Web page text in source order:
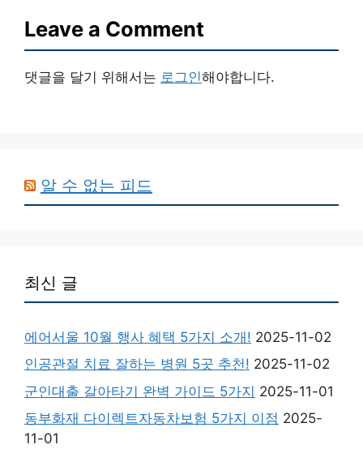
Leave a Comment
댓글을 달기 위해서는 로그인해야합니다.
알 수 없는 피드
최신 글
에어서울 10월 행사 혜택 5가지 소개! 2025-11-02
인공관절 치료 잘하는 병원 5곳 추천! 2025-11-02
군인대출 갈아타기 완벽 가이드 5가지 2025-11-01
동부화재 다이렉트자동차보험 5가지 이점 2025-
11-01